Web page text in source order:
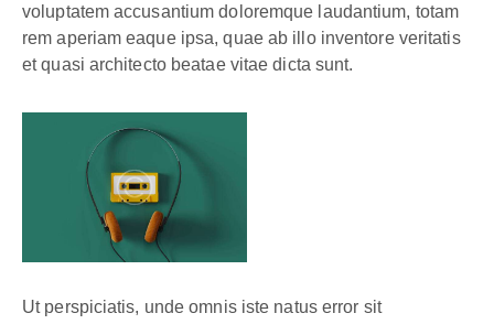
voluptatem accusantium doloremque laudantium, totam
rem aperiam eaque ipsa, quae ab illo inventore veritatis
et quasi architecto beatae vitae dicta sunt.
Ut perspiciatis, unde omnis iste natus error sit